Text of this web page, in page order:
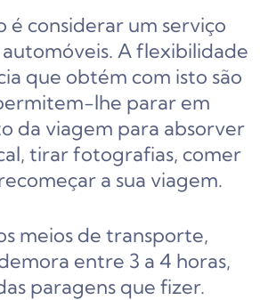
é considerar um serviço
A flexibilidade
que obtém com isto são
lhe parar em
da viagem para absorver
tirar fotografias, comer
a sua viagem.
meios de transporte,
entre 3 a 4 horas,
paragens que fizer.